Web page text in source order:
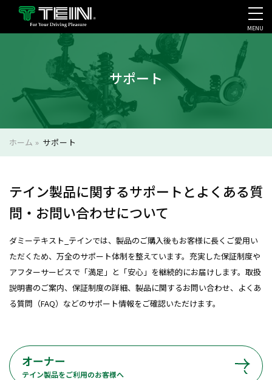
会社案内・採用・IR
MENU
サポート
ホーム » サポート
テイン製品に関するサポートとよくある質
問・お問い合わせについて
ダミーテキスト_テインでは、製品のご購入後もお客様に長くご愛用い
ただくため、万全のサポート体制を整えています。充実した保証制度や
アフターサービスで「満足」と「安心」を継続的にお届けします。取扱
説明書のご案内、保証制度の詳細、製品に関するお問い合わせ、よくあ
る質問（FAQ）などのサポート情報をご確認いただけます。
オーナー
テイン製品をご利用のお客様へ